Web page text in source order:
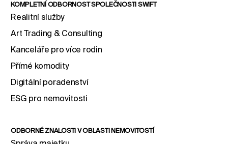
KOMPLETNÍ ODBORNOST SPOLEČNOSTI SWIFT
Realitní služby
Art Trading & Consulting
Kanceláře pro více rodin
Přímé komodity
Digitální poradenství
ESG pro nemovitosti
ODBORNÉ ZNALOSTI V OBLASTI NEMOVITOSTÍ